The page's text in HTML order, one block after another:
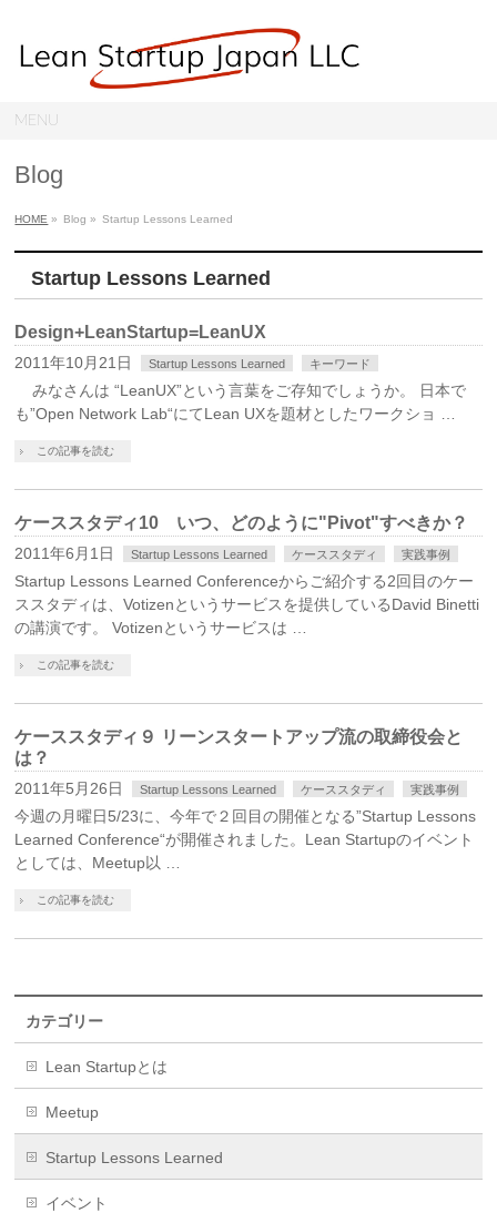
MENU
Blog
HOME » Blog » Startup Lessons Learned
Startup Lessons Learned
Design+LeanStartup=LeanUX
2011年10月21日 Startup Lessons Learned キーワード
みなさんは “LeanUX”という言葉をご存知でしょうか。 日本で
も”Open Network Lab“にてLean UXを題材としたワークショ …
この記事を読む
ケーススタディ10 いつ、どのように"Pivot"すべきか？
2011年6月1日 Startup Lessons Learned ケーススタディ 実践事例
Startup Lessons Learned Conferenceからご紹介する2回目のケー
ススタディは、Votizenというサービスを提供しているDavid Binetti
の講演です。 Votizenというサービスは …
この記事を読む
ケーススタディ９ リーンスタートアップ流の取締役会と
は？
2011年5月26日 Startup Lessons Learned ケーススタディ 実践事例
今週の月曜日5/23に、今年で２回目の開催となる”Startup Lessons
Learned Conference“が開催されました。Lean Startupのイベント
としては、Meetup以 …
この記事を読む
カテゴリー
Lean Startupとは
Meetup
Startup Lessons Learned
イベント